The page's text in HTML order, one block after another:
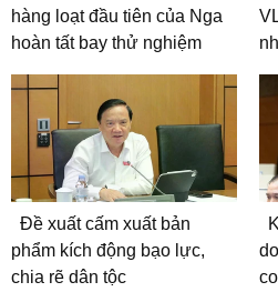
hàng loạt đầu tiên của Nga
hoàn tất bay thử nghiệm
Đề xuất cấm xuất bản
phẩm kích động bạo lực,
chia rẽ dân tộc